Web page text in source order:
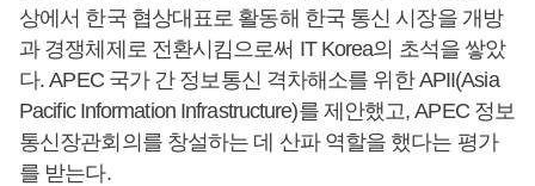
상에서 한국 협상대표로 활동해 한국 통신 시장을 개방
과 경쟁체제로 전환시킴으로써 IT Korea의 초석을 쌓았
다. APEC 국가 간 정보통신 격차해소를 위한 APII(Asia
Pacific Information Infrastructure)를 제안했고, APEC 정보
통신장관회의를 창설하는 데 산파 역할을 했다는 평가
를 받는다.